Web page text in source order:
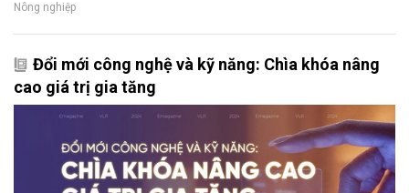
Nông nghiệp
Đổi mới công nghệ và kỹ năng: Chìa khóa nâng
cao giá trị gia tăng